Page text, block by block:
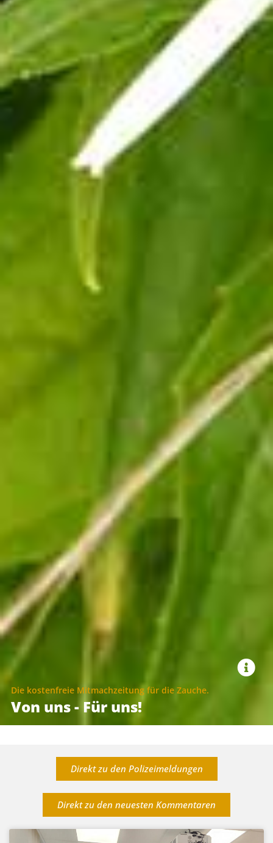
Die kostenfreie Mitmachzeitung für die Zauche.
Von uns - Für uns!
Direkt zu den Polizeimeldungen
Direkt zu den neuesten Kommentaren